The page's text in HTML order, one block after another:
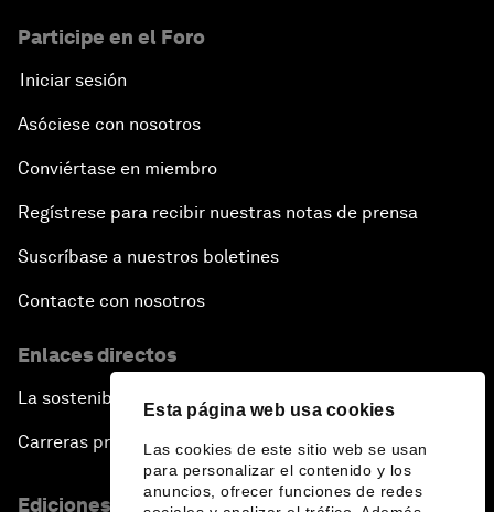
Esta página web usa cookies
Las cookies de este sitio web se usan
para personalizar el contenido y los
anuncios, ofrecer funciones de redes
Participe en el Foro
Iniciar sesión
Asóciese con nosotros
Conviértase en miembro
Regístrese para recibir nuestras notas de prensa
Suscríbase a nuestros boletines
Contacte con nosotros
Enlaces directos
La sostenibilidad en el Foro
Carreras profesionales
Ediciones en otros idiomas